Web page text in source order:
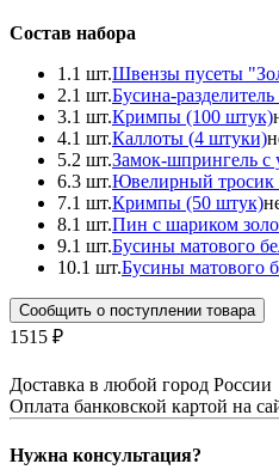
Состав набора
1.1 шт.Швензы пусеты
2.1 шт.Бусина-
3.1 шт.Кримпы (100 штук)
4.1 шт.Каллоты (4 штуки)
5.2 шт.Замок-шпрингель с
6.3 шт.Ювелирный тросик
7.1 шт.Кримпы (50 штук)
8.1 шт.Пин с шариком
9.1 шт.Бусины матового
10.1 шт.Бусины матового
Сообщить о поступлении товара
1515 ₽
Доставка в любой город России
Оплата банковской картой на
Нужна консультация?